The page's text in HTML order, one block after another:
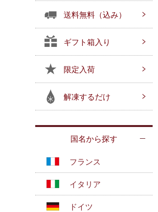
送料無料（込み）
ギフト箱入り
限定入荷
解凍するだけ
国名から探す
フランス
イタリア
ドイツ